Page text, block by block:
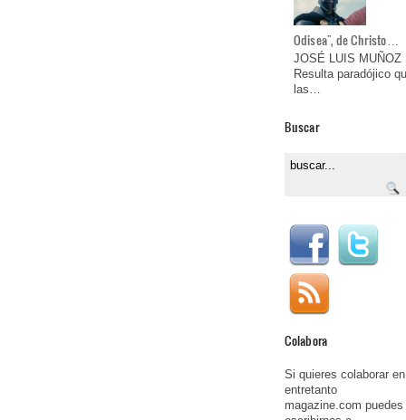
Odisea", de Christo…
JOSÉ LUIS MUÑOZ
Resulta paradójico
las…
Buscar
Colabora
Si quieres colaborar en
entretanto
magazine.com puedes